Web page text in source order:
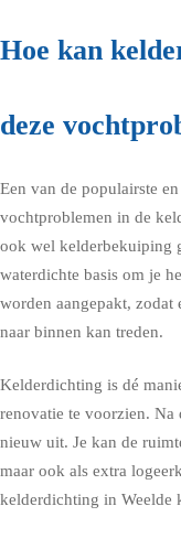
Hoe kan
deze
Een van de populairste
vochtproblemen in de
ook wel kelderbekuiping
waterdichte basis om je
worden aangepakt,
naar binnen kan treden.
Kelderdichting is dé
renovatie te voorzien. Na
nieuw uit. Je kan de
maar ook als extra
kelderdichting in Weelde